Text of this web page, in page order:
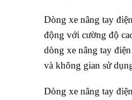
Dòng xe nâng tay
động với cường độ
dòng xe nâng tay
và không gian sử
Dòng xe nâng tay